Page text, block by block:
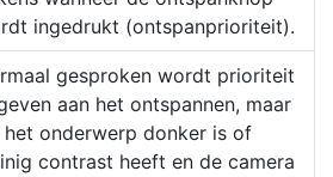
ingedrukt (ontspanprioriteit).
gesproken wordt prioriteit
aan het ontspannen, maar
het onderwerp donker is of
contrast heeft en de camera